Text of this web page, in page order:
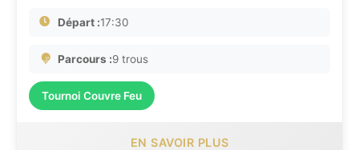
Départ :17:30
Parcours :9 trous
Tournoi Couvre Feu
EN SAVOIR PLUS